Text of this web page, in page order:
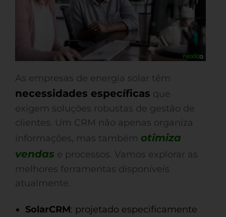
As empresas de energia solar têm
necessidades específicas que
exigem soluções robustas de gestão de
clientes. Um CRM não apenas organiza
informações, mas também otimiza
vendas e processos. Vamos explorar as
melhores ferramentas disponíveis
atualmente.
SolarCRM: projetado especificamente